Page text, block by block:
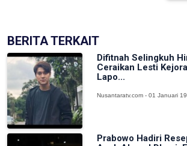
BERITA TERKAIT
Difitnah Selingkuh
Ceraikan Lesti
Lapo...
Nusantaratv.com - 01 Januari
Prabowo Hadiri